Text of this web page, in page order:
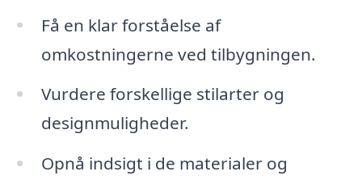
Få en klar forståelse af
omkostningerne ved tilbygningen.
Vurdere forskellige stilarter og
designmuligheder.
Opnå indsigt i de materialer og